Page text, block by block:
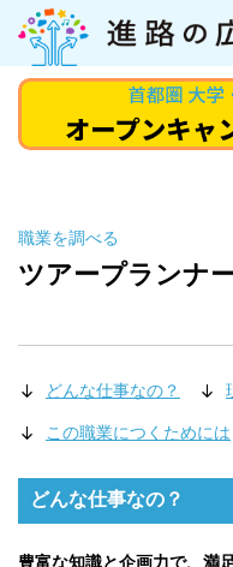
職業を調べる
ツアープランナ
どんな仕事なの？
この職業につくためには
どんな仕事なの？
豊富な知識と企画力で、満